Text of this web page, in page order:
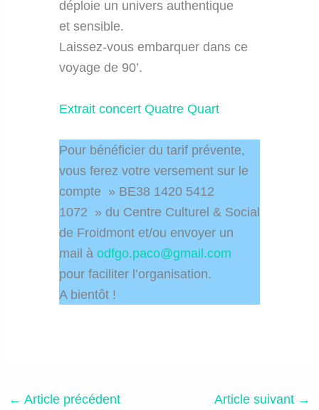
déploie un univers authentique
et sensible.
Laissez-vous embarquer dans ce
voyage de 90’.
Extrait concert Quatre Quart
Pour bénéficier du tarif prévente,
vous ferez votre versement sur le
compte » BE38 1420 5412
1072 » du Centre Culturel & Social
de Froidmont et/ou envoyer un
mail à odfgo.paco@gmail.com
pour faciliter l’organisation.
A bientôt !
← Article précédent Article suivant →